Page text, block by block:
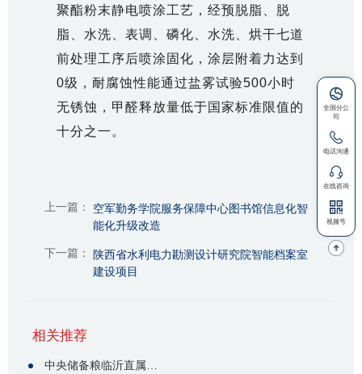
聚酯粉末静电喷涂工艺，经预脱脂、脱
脂、水洗、表调、磷化、水洗、烘干七道
前处理工序后喷涂固化，涂层附着力达到
0级，耐腐蚀性能通过盐雾试验500小时
无锈蚀，甲醛释放量低于国家标准限值的
十分之一。
上一篇：
空军勤务学院服务保障中心图书馆信息化智
能化升级改造
下一篇：
陕西省水利电力勘测设计研究院智能档案室
建设项目
相关推荐
中央储备粮临沂直属库智能档案密集架项目